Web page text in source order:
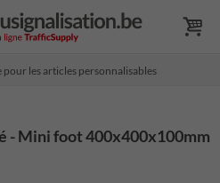
pour les articles personnalisables
- Mini foot 400x400x100mm